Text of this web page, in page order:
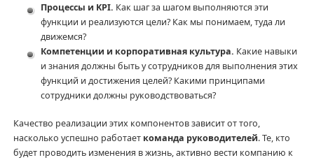
Процессы и KPI. Как шаг за шагом выполняются эти
функции и реализуются цели? Как мы понимаем, туда ли
движемся?
Компетенции и корпоративная культура. Какие навыки
и знания должны быть у сотрудников для выполнения этих
функций и достижения целей? Какими принципами
сотрудники должны руководствоваться?
Качество реализации этих компонентов зависит от того,
насколько успешно работает команда руководителей. Те, кто
будет проводить изменения в жизнь, активно вести компанию к